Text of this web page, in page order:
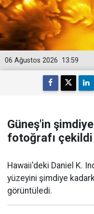
13:59
06 Ağustos 2026
Güneş'in
fotoğrafı çekildi
Hawaii'deki Daniel K.
yüzeyini şimdiye
görüntüledi.